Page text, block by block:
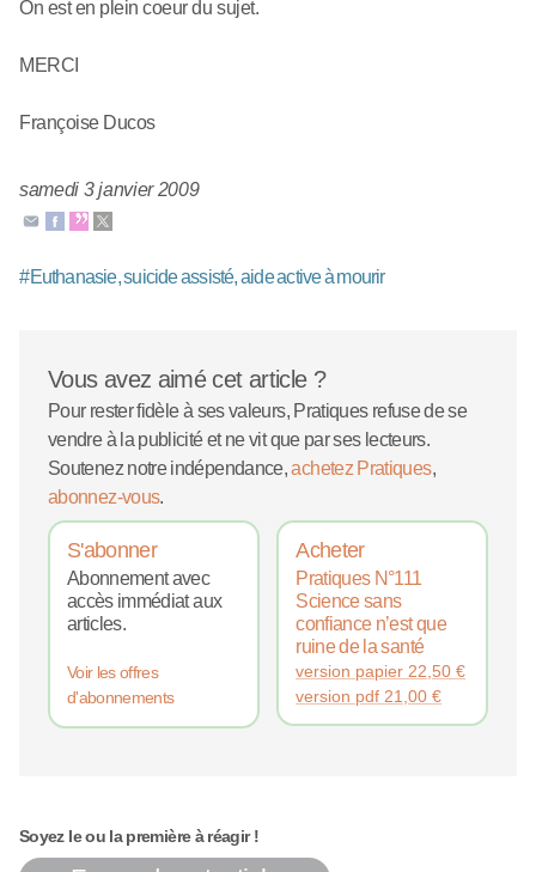
On est en plein coeur du sujet.
MERCI
Françoise Ducos
samedi 3 janvier 2009
#Euthanasie, suicide assisté, aide active à mourir
Vous avez aimé cet article ?
Pour rester fidèle à ses valeurs, Pratiques refuse de se
vendre à la publicité et ne vit que par ses lecteurs.
Soutenez notre indépendance,achetez Pratiques,
abonnez-vous.
S'abonner
Abonnement avec
accès immédiat aux
articles.
Voir les offres
d'abonnements
Acheter
Pratiques N°111
Science sans
confiance n’est que
ruine de la santé
version papier 22,50€
version pdf 21,00€
Soyez le ou la première à réagir !